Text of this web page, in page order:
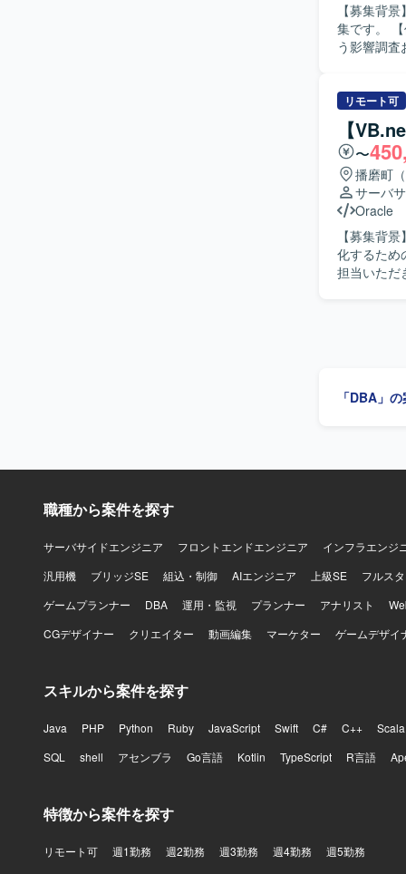
【募集背
集です。 【作業内容】 製造業における調達業務を支援するシステムに対して、ユーザ要件に伴
う影響調
持ちの方にご活躍
える基幹
ます。上
プロジェクト推進力を
リモート可
【
〜
播磨町（
サーバ
Oracle
【募集背
化するための募集となります。 【
担当いただ
に取り組める方にマ
ステム開発の経験を
「DBA」
職種から案件を探す
サーバサイドエンジニア フロントエンドエンジニア インフラエンジ
汎用機
ブリッジSE 組込・制御 AIエンジニア 上級SE フルス
ゲームプランナー
DBA 運用・監視 プランナー アナリスト
CGデザイナー
クリエイター 動画編集 マーケター ゲームデザイ
スキルから案件を探す
Java PHP Python Ruby JavaScript Swift C# C++ Scala
SQL
shell アセンブラ Go言語 Kotlin TypeScript R言語
特徴から案件を探す
リモート可 週1勤務 週2勤務 週3勤務 週4勤務 週5勤務